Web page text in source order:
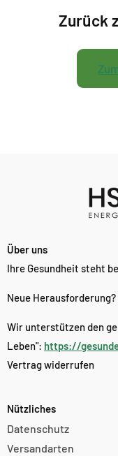
Zurück
Über uns
Ihre Gesundheit steht
Neue
Wir unterstützen den
Leben": https://
Vertrag widerrufen
Nützliches
Datenschutz
Versandarten